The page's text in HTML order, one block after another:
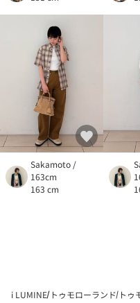
Sakamoto /
163cm
163 cm
i LUMINE トゥモローランド トゥ